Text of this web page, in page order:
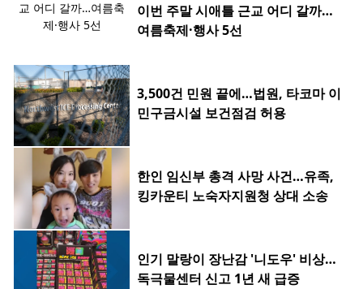
이번 주말 시애틀 근교 어디 갈까…
여름축제·행사 5선
3,500건 민원 끝에…법원, 타코마 이
민구금시설 보건점검 허용
한인 임신부 총격 사망 사건…유족,
킹카운티 노숙자지원청 상대 소송
인기 말랑이 장난감 '니도우' 비상…
독극물센터 신고 1년 새 급증